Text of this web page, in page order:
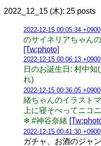
2022_12_15 (木): 25 posts
2022-12-15 00:05:34 +0900
のサイネリアちゃん
[Tw:photo]
2022-12-15 00:06:13 +0900
日のお誕生日: 村中
れ)
2022-12-15 00:36:05 +0900
緒ちゃんのイラスト
上に寝そべってニコ
❄ #神谷奈緒
2022-12-15 00:41:30 +0900
ガチャ、お酒のジャ